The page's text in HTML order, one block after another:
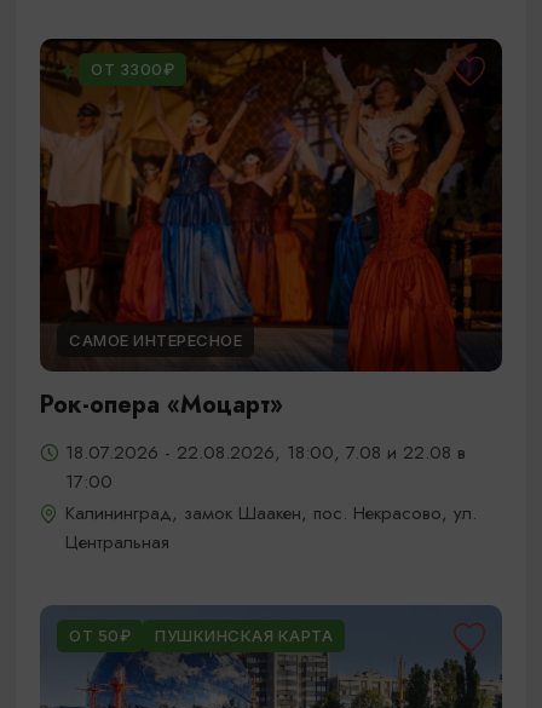
ОТ 3300₽
САМОЕ ИНТЕРЕСНОЕ
Рок-опера «Моцарт»
18.07.2026 - 22.08.2026, 18:00, 7.08 и 22.08 в
17:00
Калининград, замок Шаакен, пос. Некрасово, ул.
Центральная
ОТ 50₽ ПУШКИНСКАЯ КАРТА